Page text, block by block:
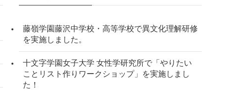
藤嶺学園藤沢中学校・高等学校で異文化理解研修
を実施しました。
十文字学園女子大学 女性学研究所で「やりたい
ことリスト作りワークショップ」を実施しまし
た！